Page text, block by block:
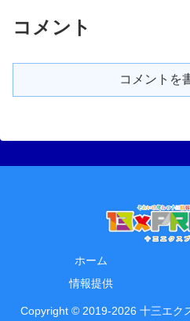
コメント
コメントを
ホーム
情報提供
Copyright © 2019-2026 十三エク